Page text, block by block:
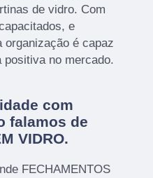
de vidro. Com
e
organização é capaz
no mercado.
com
falamos de
VIDRO.
FECHAMENTOS